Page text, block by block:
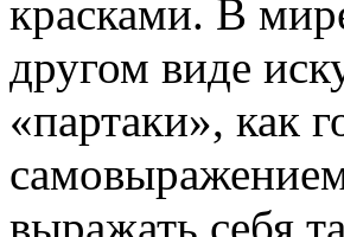
красками. В
другом виде
«партаки», как
выражать себя